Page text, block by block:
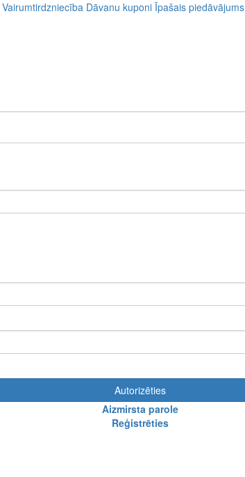
Vairumtirdzniecība Dāvanu kuponi Īpašais piedāvājums
Autorizēties
Aizmirsta parole
Reģistrēties